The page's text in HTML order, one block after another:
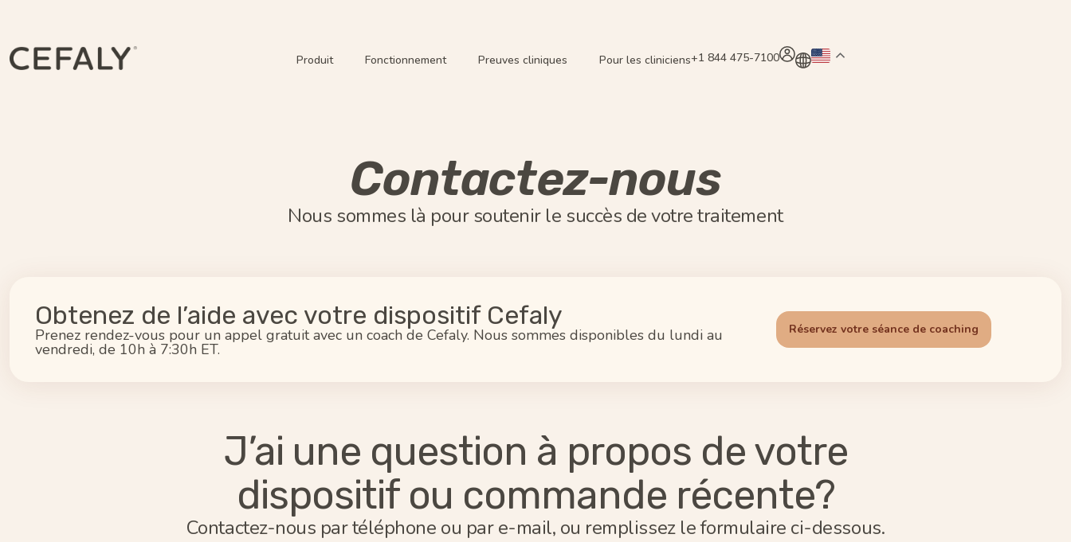
Produit Fonctionnement Preuves cliniques Pour les cliniciens+1 844 475-7100
Contactez-nous
Nous sommes là pour soutenir le succès de votre traitement
Obtenez de l’aide avec votre dispositif Cefaly
Prenez rendez-vous pour un appel gratuit avec un coach de Cefaly. Nous sommes disponibles du lundi au
vendredi, de 10h à 7:30h ET.
Réservez votre séance de coaching
J’ai une question à propos de votre
dispositif ou commande récente?
Contactez-nous par téléphone ou par e-mail, ou remplissez le formulaire ci-dessous.